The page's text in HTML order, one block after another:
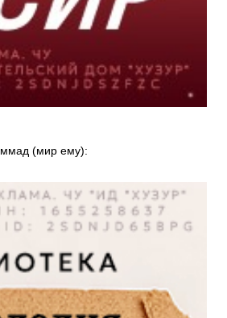
(мир ему):